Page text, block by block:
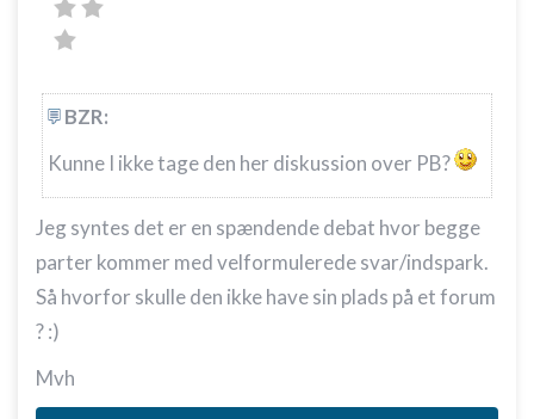
BZR:
Kunne I ikke tage den her diskussion over PB?
Jeg syntes det er en spændende debat hvor begge
parter kommer med velformulerede svar/indspark.
Så hvorfor skulle den ikke have sin plads på et forum
? :)
Mvh